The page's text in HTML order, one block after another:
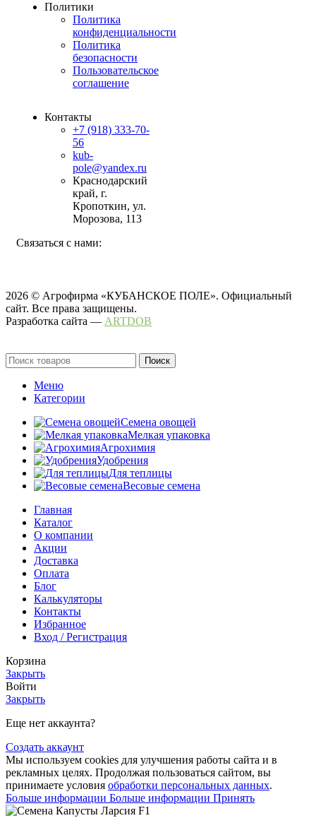
Политики
Политика
конфиденциальности
Политика
безопасности
Пользовательское
соглашение
Контакты
+7 (918) 333-70-
56
kub-
pole@yandex.ru
Краснодарский
край, г.
Кропоткин, ул.
Морозова, 113
Связаться с нами:
2026 © Агрофирма «КУБАНСКОЕ ПОЛЕ». Официальный
сайт. Все права защищены.
Разработка сайта — ARTDOB
Поиск
Меню
Категории
Семена овощей
Мелкая упаковка
Агрохимия
Удобрения
Для теплицы
Весовые семена
Главная
Каталог
О компании
Акции
Доставка
Оплата
Блог
Калькуляторы
Контакты
Избранное
Вход / Регистрация
Корзина
Закрыть
Войти
Закрыть
Еще нет аккаунта?
Создать аккаунт
Мы используем cookies для улучшения работы сайта и в
рекламных целях. Продолжая пользоваться сайтом, вы
принимаете условия обработки персональных данных.
Больше информации Больше информации Принять